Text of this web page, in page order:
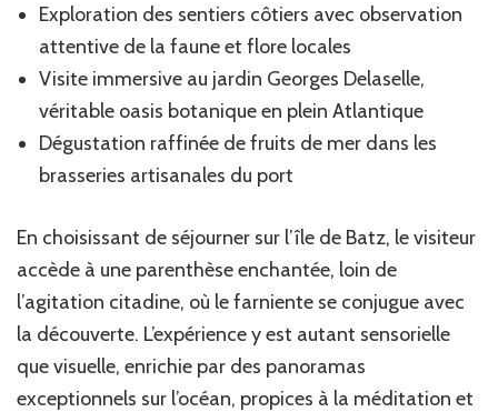
Exploration des sentiers côtiers avec observation
attentive de la faune et flore locales
Visite immersive au jardin Georges Delaselle,
véritable oasis botanique en plein Atlantique
Dégustation raffinée de fruits de mer dans les
brasseries artisanales du port
En choisissant de séjourner sur l’île de Batz, le visiteur
accède à une parenthèse enchantée, loin de
l’agitation citadine, où le farniente se conjugue avec
la découverte. L’expérience y est autant sensorielle
que visuelle, enrichie par des panoramas
exceptionnels sur l’océan, propices à la méditation et